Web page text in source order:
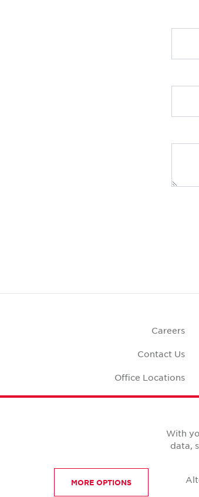
Careers
Contact Us
Office Locations
Corporate Social
With
data,
MORE OPTIONS